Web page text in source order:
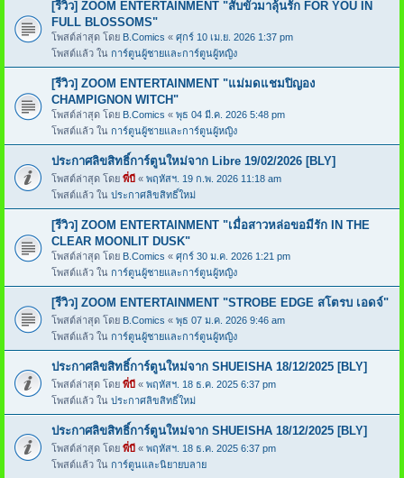
[รีวิว] ZOOM ENTERTAINMENT "สับขั้วมาลุ้นรัก FOR YOU IN
FULL BLOSSOMS"
โพสต์ล่าสุด โดย B.Comics « ศุกร์ 10 เม.ย. 2026 1:37 pm
โพสต์แล้ว ใน การ์ตูนผู้ชายและการ์ตูนผู้หญิง
[รีวิว] ZOOM ENTERTAINMENT "แม่มดแชมปิญอง
CHAMPIGNON WITCH"
โพสต์ล่าสุด โดย B.Comics « พุธ 04 มี.ค. 2026 5:48 pm
โพสต์แล้ว ใน การ์ตูนผู้ชายและการ์ตูนผู้หญิง
ประกาศลิขสิทธิ์การ์ตูนใหม่จาก Libre 19/02/2026 [BLY]
โพสต์ล่าสุด โดย พี่บี « พฤหัสฯ. 19 ก.พ. 2026 11:18 am
โพสต์แล้ว ใน ประกาศลิขสิทธิ์ใหม่
[รีวิว] ZOOM ENTERTAINMENT "เมื่อสาวหล่อขอมีรัก IN THE
CLEAR MOONLIT DUSK"
โพสต์ล่าสุด โดย B.Comics « ศุกร์ 30 ม.ค. 2026 1:21 pm
โพสต์แล้ว ใน การ์ตูนผู้ชายและการ์ตูนผู้หญิง
[รีวิว] ZOOM ENTERTAINMENT "STROBE EDGE สโตรบ เอดจ์"
โพสต์ล่าสุด โดย B.Comics « พุธ 07 ม.ค. 2026 9:46 am
โพสต์แล้ว ใน การ์ตูนผู้ชายและการ์ตูนผู้หญิง
ประกาศลิขสิทธิ์การ์ตูนใหม่จาก SHUEISHA 18/12/2025 [BLY]
โพสต์ล่าสุด โดย พี่บี « พฤหัสฯ. 18 ธ.ค. 2025 6:37 pm
โพสต์แล้ว ใน ประกาศลิขสิทธิ์ใหม่
ประกาศลิขสิทธิ์การ์ตูนใหม่จาก SHUEISHA 18/12/2025 [BLY]
โพสต์ล่าสุด โดย พี่บี « พฤหัสฯ. 18 ธ.ค. 2025 6:37 pm
โพสต์แล้ว ใน การ์ตูนและนิยายบลาย